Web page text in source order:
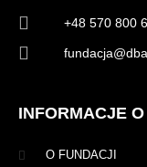
+48 570 800
INFORMACJE
O FUNDACJI